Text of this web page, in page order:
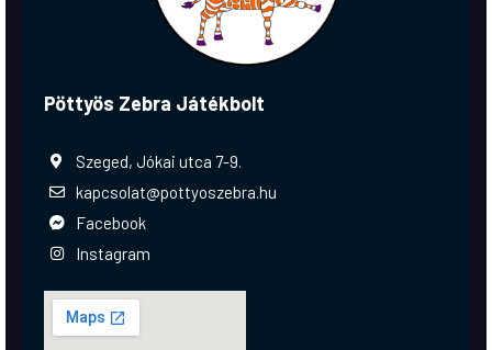
Pöttyös Zebra Játékbolt
Szeged, Jókai utca 7-9.
kapcsolat@pottyoszebra.hu
Facebook
Instagram